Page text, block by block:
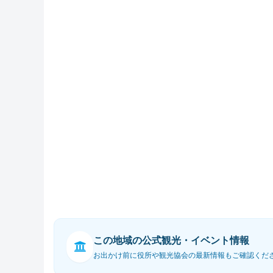
この地域の公式観光・イベント情報
お出かけ前に役所や観光協会の最新情報もご確認くだ